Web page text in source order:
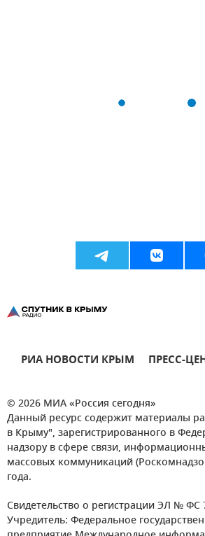
РИА НОВОСТИ КРЫМ ПРЕСС-
© 2026 МИА «Россия сегодня»
Данный ресурс содержит материалы
в Крыму", зарегистрированного в
надзору в сфере связи,
массовых коммуникаций
года.
Свидетельство о регистрации ЭЛ № ФС
Учредитель: Федеральное